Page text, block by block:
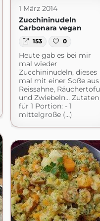
1 März 2014
Zucchininudeln
Carbonara vegan
153 0
Heute gab es bei mir
mal wieder
Zucchininudeln, dieses
mal mit einer Soße aus
Reissahne, Räuchertofu
und Zwiebeln… Zutaten
für 1 Portion: - 1
mittelgroße (...)